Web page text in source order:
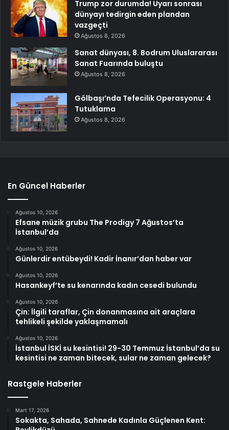
Trump zor durumda! Uyarı sonrası
dünyayı tedirgin eden plandan
vazgeçti
Ağustos 8, 2026
Sanat dünyası, 8. Bodrum Uluslararası
Sanat Fuarında buluştu
Ağustos 8, 2026
Gölbaşı’nda Tefecilik Operasyonu: 4
Tutuklama
Ağustos 8, 2026
En Güncel Haberler
Ağustos 10, 2026
Efsane müzik grubu The Prodigy 7 Ağustos’ta
İstanbul’da
Ağustos 10, 2026
Günlerdir entübeydi! Kadir İnanır’dan haber var
Ağustos 10, 2026
Hasankeyf’te su kenarında kadın cesedi bulundu
Ağustos 10, 2026
Çin: İlgili taraflar, Çin donanmasına ait araçlara
tehlikeli şekilde yaklaşmamalı
Ağustos 10, 2026
İstanbul İSKİ su kesintisi! 29-30 Temmuz İstanbul’da su
kesintisi ne zaman bitecek, sular ne zaman gelecek?
Rastgele Haberler
Mart 17, 2026
Sokakta, Sahada, Sahnede Kadınla Güçlenen Kent: